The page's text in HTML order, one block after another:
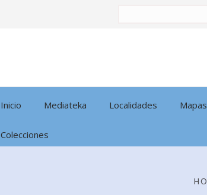
Inicio Mediateka Localidades Mapas
Colecciones